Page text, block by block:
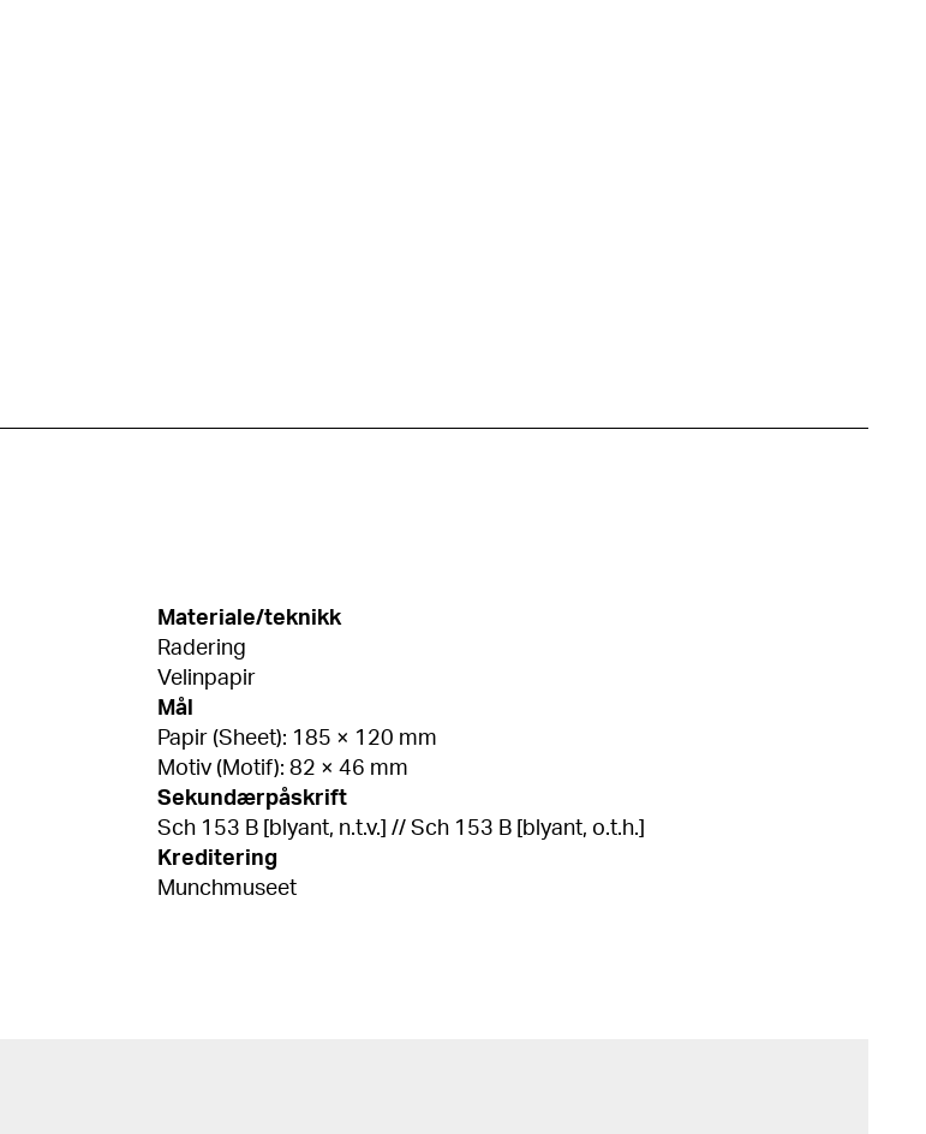
Materiale/teknikk
Radering
Velinpapir
Mål
Papir (Sheet): 185 × 120 mm
Motiv (Motif): 82 × 46 mm
Sekundærpåskrift
Sch 153 B [blyant, n.t.v.] // Sch 153 B [blyant, o.t.h.]
Kreditering
Munchmuseet